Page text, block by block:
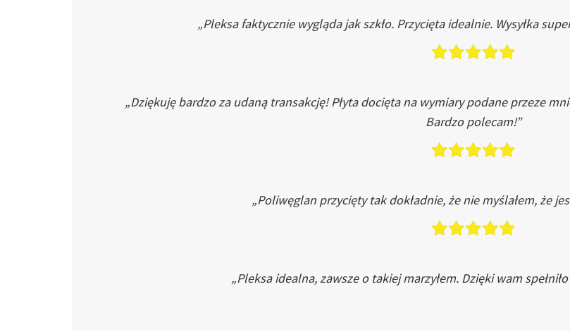
„Pleksa faktycznie wygląda jak szkło. Przycięta idealnie. Wysyłka
„Dziękuję bardzo za udaną transakcję! Płyta docięta na wymiary podane przeze
Bardzo polecam!”
„Poliwęglan przycięty tak dokładnie, że nie myślałem, że
„Pleksa idealna, zawsze o takiej marzyłem. Dzięki wam